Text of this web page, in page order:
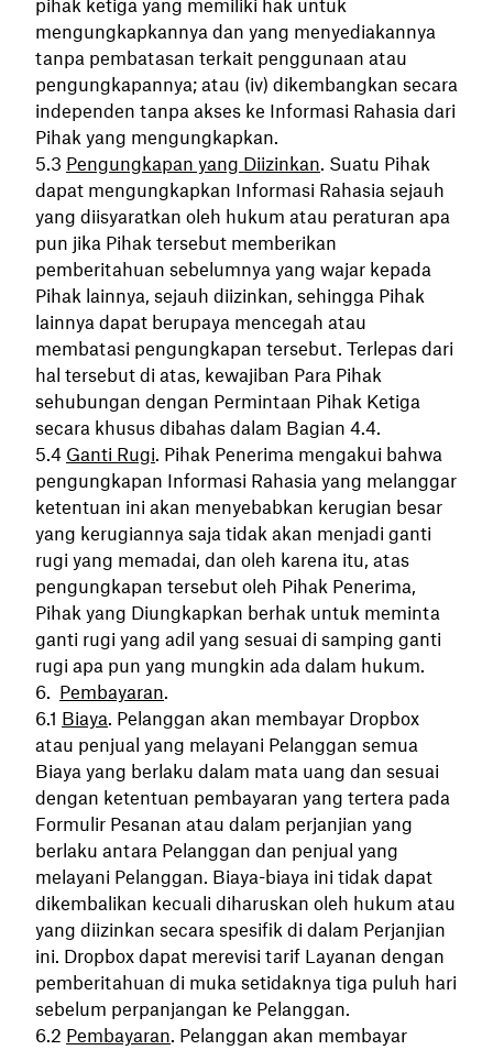
pihak ketiga yang memiliki hak untuk
mengungkapkannya dan yang menyediakannya
tanpa pembatasan terkait penggunaan atau
pengungkapannya; atau (iv) dikembangkan secara
independen tanpa akses ke Informasi Rahasia dari
Pihak yang mengungkapkan.
Pengungkapan yang Diizinkan. Suatu Pihak
dapat mengungkapkan Informasi Rahasia sejauh
yang diisyaratkan oleh hukum atau peraturan apa
pun jika Pihak tersebut memberikan
pemberitahuan sebelumnya yang wajar kepada
Pihak lainnya, sejauh diizinkan, sehingga Pihak
lainnya dapat berupaya mencegah atau
membatasi pengungkapan tersebut. Terlepas dari
hal tersebut di atas, kewajiban Para Pihak
sehubungan dengan Permintaan Pihak Ketiga
secara khusus dibahas dalam Bagian 4.4.
Ganti Rugi. Pihak Penerima mengakui bahwa
pengungkapan Informasi Rahasia yang melanggar
ketentuan ini akan menyebabkan kerugian besar
yang kerugiannya saja tidak akan menjadi ganti
rugi yang memadai, dan oleh karena itu, atas
pengungkapan tersebut oleh Pihak Penerima,
Pihak yang Diungkapkan berhak untuk meminta
ganti rugi yang adil yang sesuai di samping ganti
rugi apa pun yang mungkin ada dalam hukum.
Pembayaran.
Biaya. Pelanggan akan membayar Dropbox
atau penjual yang melayani Pelanggan semua
Biaya yang berlaku dalam mata uang dan sesuai
dengan ketentuan pembayaran yang tertera pada
Formulir Pesanan atau dalam perjanjian yang
berlaku antara Pelanggan dan penjual yang
melayani Pelanggan. Biaya-biaya ini tidak dapat
dikembalikan kecuali diharuskan oleh hukum atau
yang diizinkan secara spesifik di dalam Perjanjian
ini. Dropbox dapat merevisi tarif Layanan dengan
pemberitahuan di muka setidaknya tiga puluh hari
sebelum perpanjangan ke Pelanggan.
Pembayaran. Pelanggan akan membayar